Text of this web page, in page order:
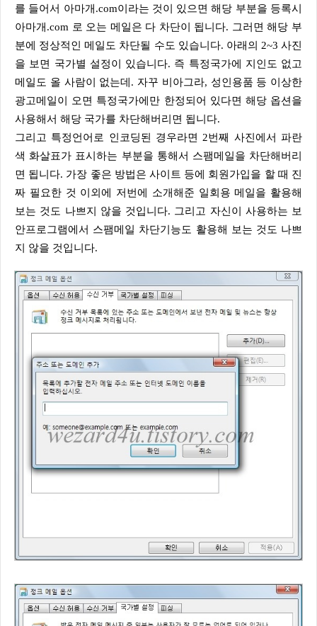
를 들어서 아마개.com이라는 것이 있으면 해당 부분을 등록시
아마개.com 로 오는 메일은 다 차단이 됩니다. 그러면 해당 부
분에 정상적인 메일도 차단될 수도 있습니다. 아래의 2~3 사진
을 보면 국가별 설정이 있습니다. 즉 특정국가에 지인도 없고
메일도 올 사람이 없는데. 자꾸 비아그라, 성인용품 등 이상한
광고메일이 오면 특정국가에만 한정되어 있다면 해당 옵션을
사용해서 해당 국가를 차단해버리면 됩니다.
그리고 특정언어로 인코딩된 경우라면 2번째 사진에서 파란
색 화살표가 표시하는 부분을 통해서 스팸메일을 차단해버리
면 됩니다. 가장 좋은 방법은 사이트 등에 회원가입을 할 때 진
짜 필요한 것 이외에 저번에 소개해준 일회용 메일을 활용해
보는 것도 나쁘지 않을 것입니다. 그리고 자신이 사용하는 보
안프로그램에서 스팸메일 차단기능도 활용해 보는 것도 나쁘
지 않을 것입니다.